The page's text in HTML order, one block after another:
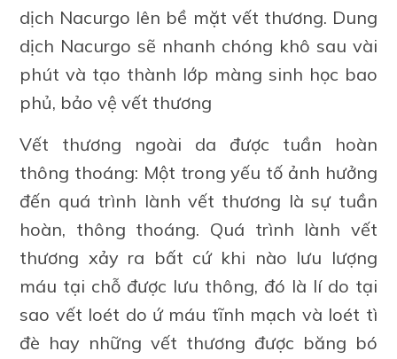
dịch Nacurgo lên bề mặt vết thương. Dung
dịch Nacurgo sẽ nhanh chóng khô sau vài
phút và tạo thành lớp màng sinh học bao
phủ, bảo vệ vết thương
Vết thương ngoài da được tuần hoàn
thông thoáng: Một trong yếu tố ảnh hưởng
đến quá trình lành vết thương là sự tuần
hoàn, thông thoáng. Quá trình lành vết
thương xảy ra bất cứ khi nào lưu lượng
máu tại chỗ được lưu thông, đó là lí do tại
sao vết loét do ứ máu tĩnh mạch và loét tì
đè hay những vết thương được băng bó